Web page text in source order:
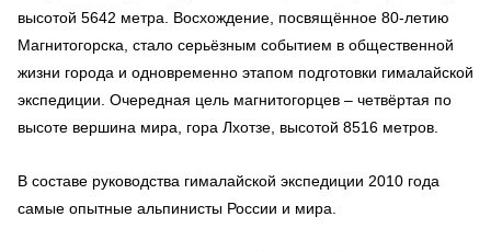
высотой 5642 метра. Восхождение, посвящённое 80-летию
Магнитогорска, стало серьёзным событием в общественной
жизни города и одновременно этапом подготовки гималайской
экспедиции. Очередная цель магнитогорцев – четвёртая по
высоте вершина мира, гора Лхотзе, высотой 8516 метров.
В составе руководства гималайской экспедиции 2010 года
самые опытные альпинисты России и мира.